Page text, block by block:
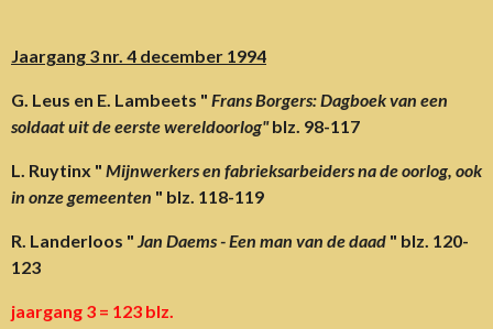
Jaargang 3 nr. 4 december 1994
G. Leus en E. Lambeets " Frans Borgers: Dagboek van een
soldaat uit de eerste wereldoorlog"blz. 98-117
L. Ruytinx " Mijnwerkers en fabrieksarbeiders na de oorlog, ook
in onze gemeenten " blz. 118-119
R. Landerloos " Jan Daems - Een man van de daad " blz. 120-
123
jaargang 3 = 123 blz.